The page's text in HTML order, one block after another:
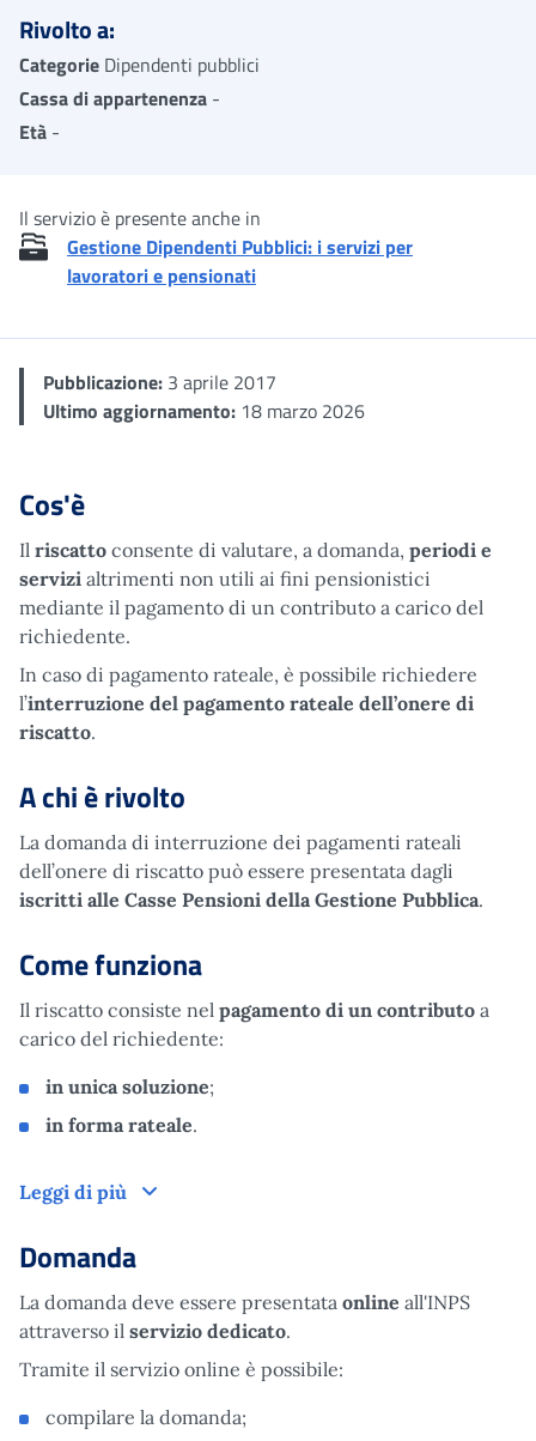
Rivolto a:
Categorie Dipendenti pubblici
Cassa di appartenenza -
Età -
Il servizio è presente anche in
Gestione Dipendenti Pubblici: i servizi per
lavoratori e pensionati
Pubblicazione: 3 aprile 2017
Ultimo aggiornamento: 18 marzo 2026
Cos'è
Il riscatto consente di valutare, a domanda, periodi e
servizi altrimenti non utili ai fini pensionistici
mediante il pagamento di un contributo a carico del
richiedente.
In caso di pagamento rateale, è possibile richiedere
l’interruzione del pagamento rateale dell’onere di
riscatto.
A chi è rivolto
La domanda di interruzione dei pagamenti rateali
dell’onere di riscatto può essere presentata dagli
iscritti alle Casse Pensioni della Gestione Pubblica.
Come funziona
Il riscatto consiste nel pagamento di un contributo a
carico del richiedente:
in unica soluzione;
in forma rateale.
Leggi di più Come funziona
Domanda
La domanda deve essere presentata online all'INPS
attraverso il servizio dedicato.
Tramite il servizio online è possibile:
compilare la domanda;